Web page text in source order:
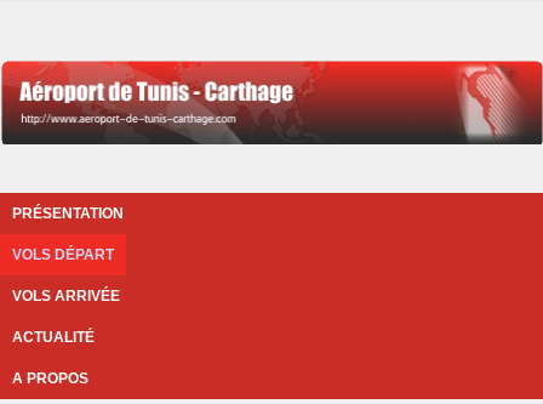
PRÉSENTATION
VOLS DÉPART
VOLS ARRIVÉE
ACTUALITÉ
A PROPOS